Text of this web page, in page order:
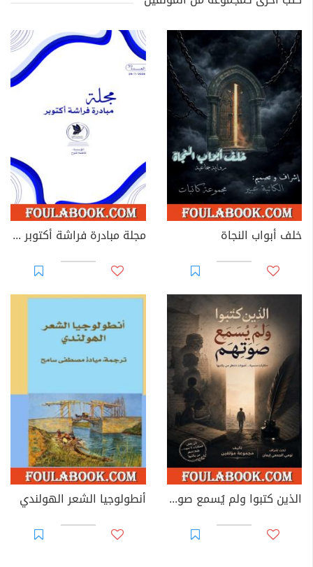
خلف أبواب النجاة مجلة مبادرة فراشة أكتوبر - العدد 39
الذين كتبوا ولم يُسمع صوتهم أنطولوجيا الشعر الهولندي